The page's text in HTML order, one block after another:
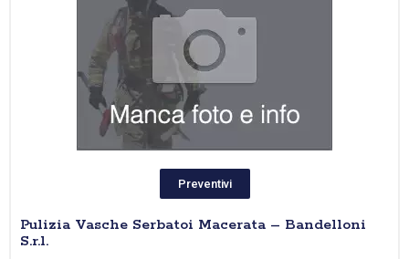
Preventivi
Pulizia Vasche Serbatoi Macerata – Bandelloni
S.r.l.